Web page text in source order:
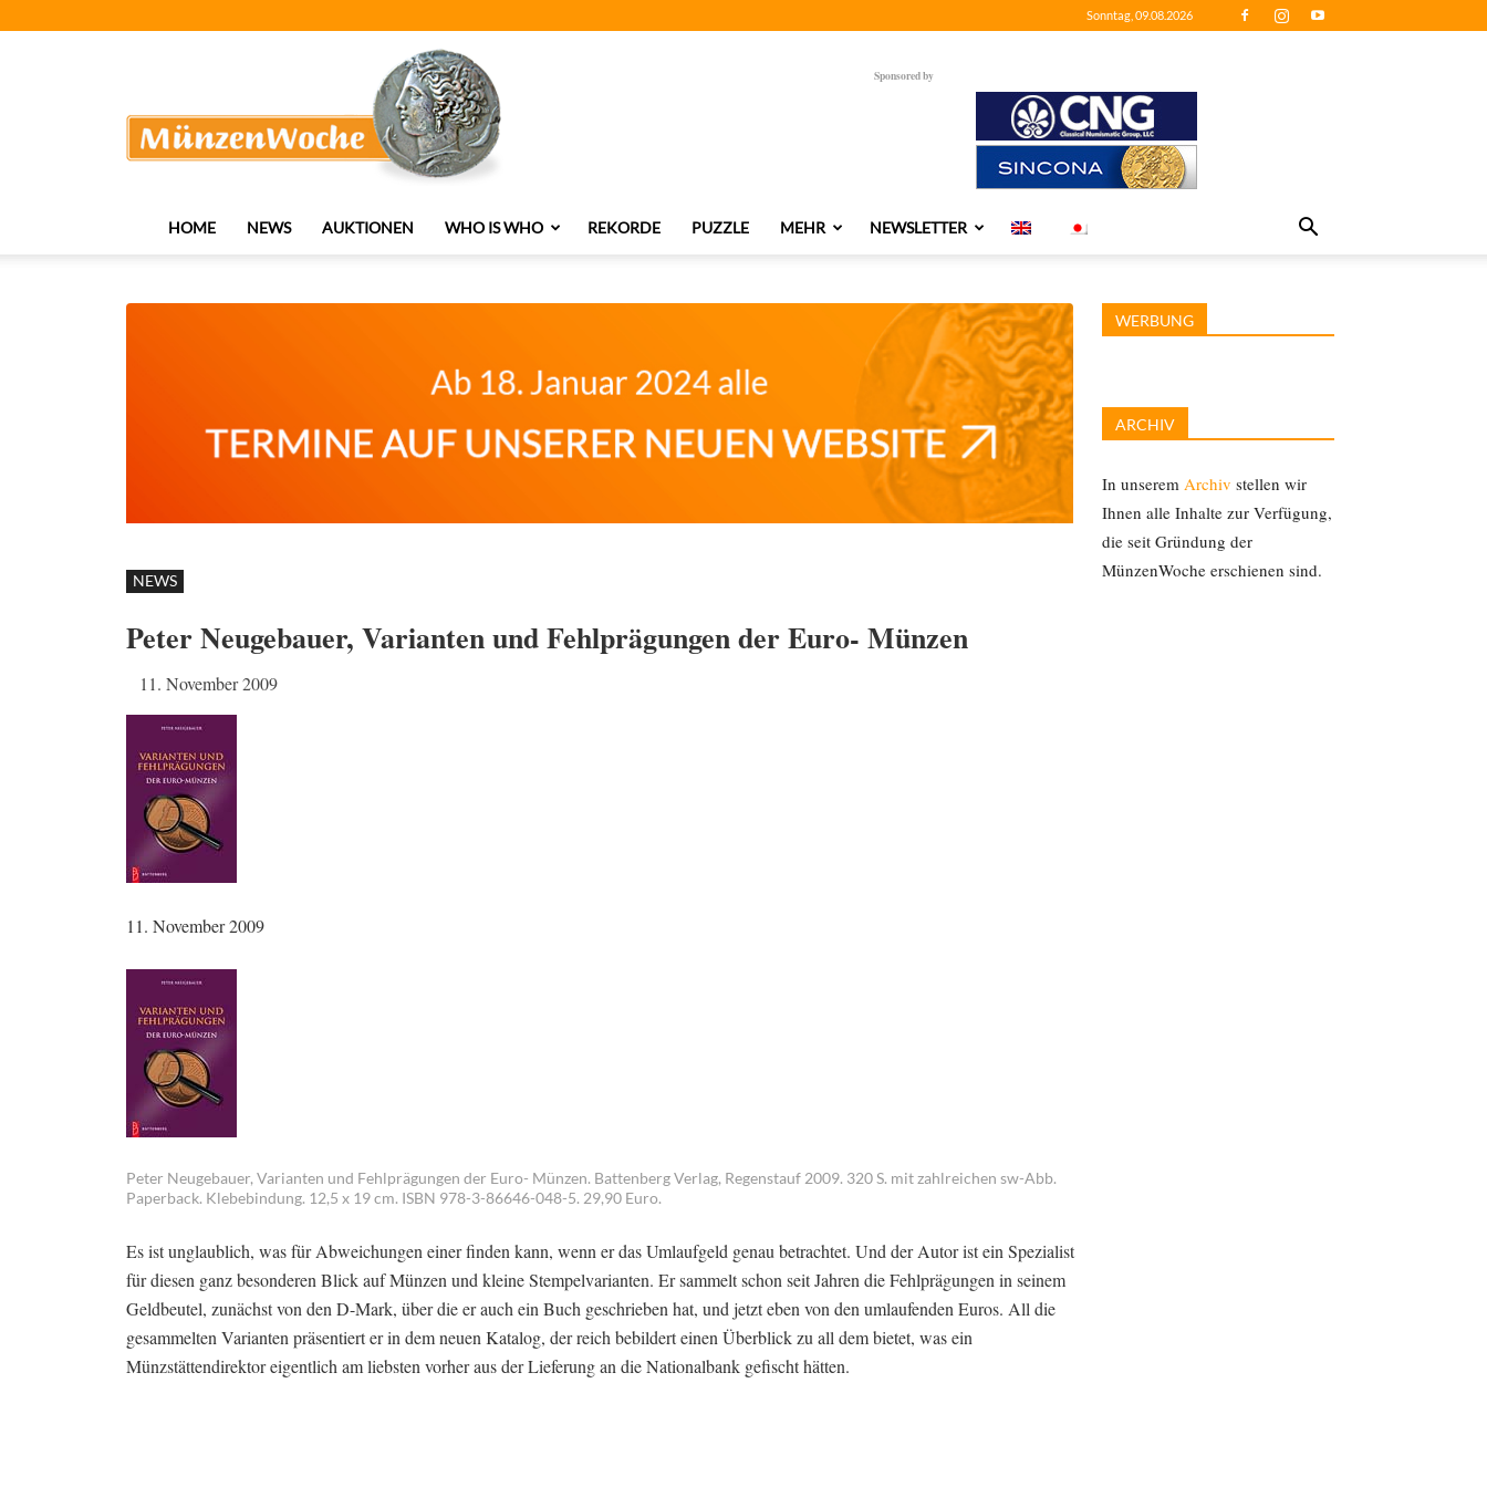
Sonntag, 09.08.2026
Sponsored by
HOME NEWS AUKTIONEN WHO IS WHO REKORDE PUZZLE MEHR NEWSLETTER
NEWS
Peter Neugebauer, Varianten und Fehlprägungen der Euro- Münzen
11. November 2009
11. November 2009
Peter Neugebauer, Varianten und Fehlprägungen der Euro- Münzen. Battenberg Verlag, Regenstauf 2009. 320 S. mit zahlreichen sw-Abb.
Paperback. Klebebindung. 12,5 x 19 cm. ISBN 978-3-86646-048-5. 29,90 Euro.
Es ist unglaublich, was für Abweichungen einer finden kann, wenn er das Umlaufgeld genau betrachtet. Und der Autor ist ein Spezialist
für diesen ganz besonderen Blick auf Münzen und kleine Stempelvarianten. Er sammelt schon seit Jahren die Fehlprägungen in seinem
Geldbeutel, zunächst von den D-Mark, über die er auch ein Buch geschrieben hat, und jetzt eben von den umlaufenden Euros. All die
gesammelten Varianten präsentiert er in dem neuen Katalog, der reich bebildert einen Überblick zu all dem bietet, was ein
Münzstättendirektor eigentlich am liebsten vorher aus der Lieferung an die Nationalbank gefischt hätten.
WERBUNG
ARCHIV
In unserem Archiv stellen wir
Ihnen alle Inhalte zur Verfügung,
die seit Gründung der
MünzenWoche erschienen sind.